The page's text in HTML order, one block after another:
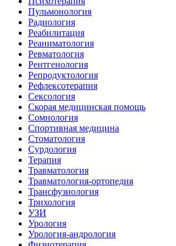
Пульмонология
Радиология
Реабилитация
Реаниматология
Ревматология
Рентгенология
Репродуктология
Рефлексотерапия
Сексология
Скорая медицинская помощь
Сомнология
Спортивная медицина
Стоматология
Сурдология
Терапия
Травматология
Травматология-ортопедия
Трансфузиология
Трихология
УЗИ
Урология
Урология-андрология